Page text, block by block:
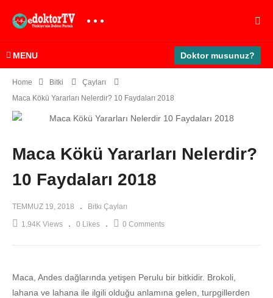
MENU Doktor musunuz?
Home Bitki
Çayları
Maca Kökü Yararları Nelerdir? 10 Faydaları 2018
Maca Kökü Yararları Nelerdir?
10 Faydaları 2018
TEMMUZ 19, 2018 Bitki Çayları
1.94K Views 0 Likes 0 Comments
Maca, Andes dağlarında yetişen Perulu bir bitkidir. Brokoli,
lahana ve lahana ile ilgili olduğu anlamına gelen, turpgillerden